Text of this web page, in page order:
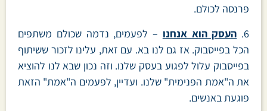
פרנסה לכולם.
6. העסק הוא אנחנו – לפעמים, נדמה שכולם משתפים
הכל בפייסבוק. אז גם לנו בא. עם זאת, עלינו לזכור ששיתוף
בפייסבוק עלול לפגוע בעסק שלנו. וזה נכון שבא לנו להוציא
את ה"אמת הפנימית" שלנו. ועדיין, לפעמים ה"אמת" הזאת
פוגעת באנשים.